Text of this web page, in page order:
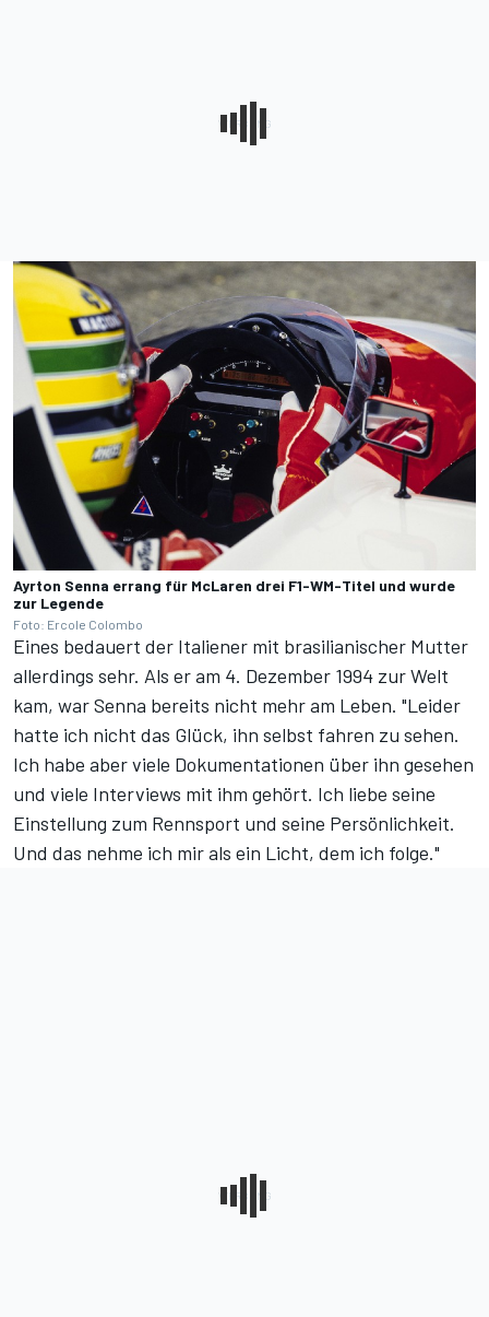
Ayrton Senna errang für McLaren drei F1-WM-Titel und wurde
zur Legende
Foto: Ercole Colombo
Eines bedauert der Italiener mit brasilianischer Mutter
allerdings sehr. Als er am 4. Dezember 1994 zur Welt
kam, war Senna bereits nicht mehr am Leben. "Leider
hatte ich nicht das Glück, ihn selbst fahren zu sehen.
Ich habe aber viele Dokumentationen über ihn gesehen
und viele Interviews mit ihm gehört. Ich liebe seine
Einstellung zum Rennsport und seine Persönlichkeit.
Und das nehme ich mir als ein Licht, dem ich folge."